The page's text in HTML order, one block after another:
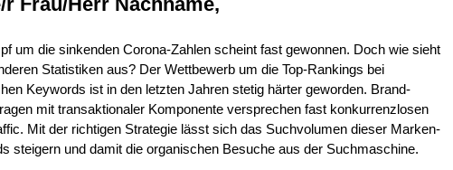
um die sinkenden Corona-Zahlen scheint fast gewonnen. Doch wie sieht
Statistiken aus? Der Wettbewerb um die Top-Rankings bei
Keywords ist in den letzten Jahren stetig härter geworden. Brand-
mit transaktionaler Komponente versprechen fast konkurrenzlosen
Mit der richtigen Strategie lässt sich das Suchvolumen dieser Marken-
steigern und damit die organischen Besuche aus der Suchmaschine.